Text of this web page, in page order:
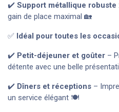
✔️ Support métallique robuste
gain de place maximal 🏡
✅ Idéal pour toutes les
✔️ Petit-déjeuner et goûter –
détente avec une belle
✔️ Dîners et réceptions –
un service élégant 🍽️